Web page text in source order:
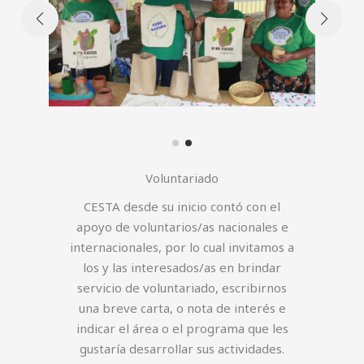
Voluntariado
CESTA desde su inicio contó con el
apoyo de voluntarios/as nacionales e
internacionales, por lo cual invitamos a
los y las interesados/as en brindar
servicio de voluntariado, escribirnos
una breve carta, o nota de interés e
indicar el área o el programa que les
gustaría desarrollar sus actividades.